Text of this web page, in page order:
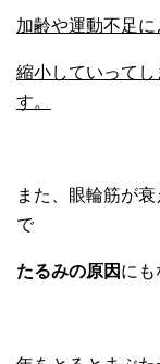
加齢や運動不足に
縮小していって
す。
また、眼輪筋が
で
たるみの原因 にも